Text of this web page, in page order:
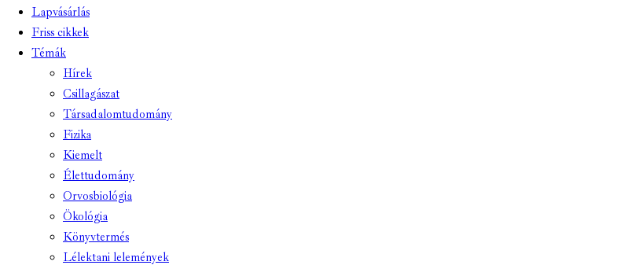
Lapvásárlás
Friss cikkek
Témák
Hírek
Csillagászat
Társadalomtudomány
Fizika
Kiemelt
Élettudomány
Orvosbiológia
Ökológia
Könyvtermés
Lélektani lelemények